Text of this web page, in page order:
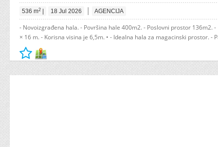
536 m2 18 Jul 2026 | AGENCIJA
- Novoizgrađena hala. - Površina hale 400m2. - Poslovni prostor 136m2.
× 16 m. - Korisna visina je 6,5m. • - Idealna hala za magacinski prostor. -